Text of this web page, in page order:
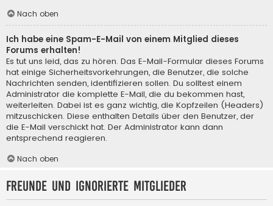
Nach oben
Ich habe eine Spam-E-Mail von einem Mitglied dieses
Forums erhalten!
Es tut uns leid, das zu hören. Das E-Mail-Formular dieses Forums
hat einige Sicherheitsvorkehrungen, die Benutzer, die solche
Nachrichten senden, identifizieren sollen. Du solltest einem
Administrator die komplette E-Mail, die du bekommen hast,
weiterleiten. Dabei ist es ganz wichtig, die Kopfzeilen (Headers)
mitzuschicken. Diese enthalten Details über den Benutzer, der
die E-Mail verschickt hat. Der Administrator kann dann
entsprechend reagieren.
Nach oben
Freunde und ignorierte Mitglieder